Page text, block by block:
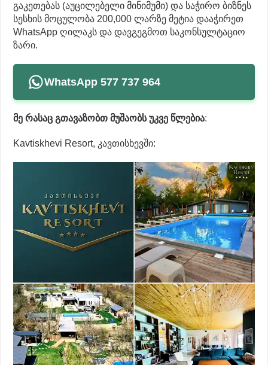
გაკეთებას (აუცილებელი მინიმუმი) და საჭირო ბიზნეს
სესხის მოცულობა 200,000 ლარზე მეტია დააჭირეთ
WhatsApp ღილაკს და დავგეგმოთ საკონსულტაციო
ზარი.
WhatsApp 577 737 964
მე რასაც გთავაზობთ მუშაობს უკვე წლებია:
Kavtiskhevi Resort, კავთისხევში: